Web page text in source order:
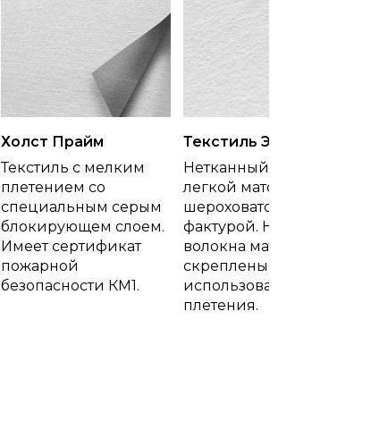
Холст Прайм
Текстиль с мелким
плетением со
специальным серым
блокирующем слоем.
Имеет сертификат
пожарной
безопасности КМ1.
Текстиль Эко
Нетканный текстиль с
легкой матовой
шероховатой
фактурой. Нити и
волокна материала
скреплены без
использования
плетения.